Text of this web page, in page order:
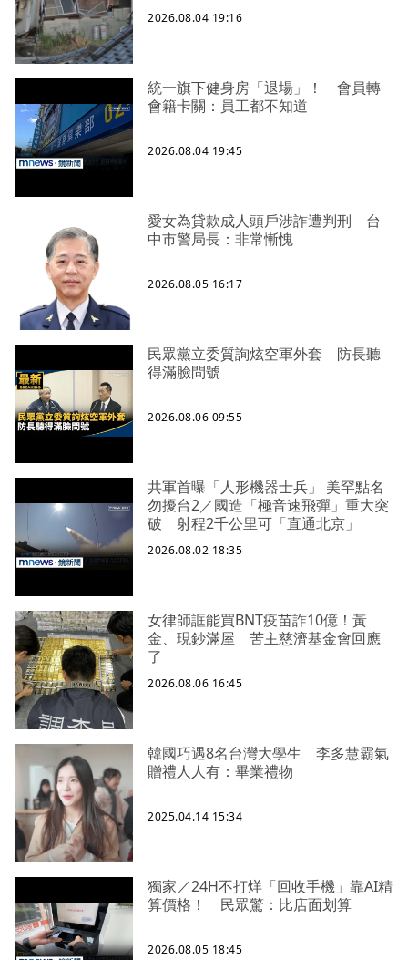
2026.08.04 19:16
統一旗下健身房「退場」！ 會員轉
會籍卡關：員工都不知道
2026.08.04 19:45
愛女為貸款成人頭戶涉詐遭判刑 台
中市警局長：非常慚愧
2026.08.05 16:17
民眾黨立委質詢炫空軍外套 防長聽
得滿臉問號
2026.08.06 09:55
共軍首曝「人形機器士兵」 美罕點名
勿擾台2／國造「極音速飛彈」重大突
破 射程2千公里可「直通北京」
2026.08.02 18:35
女律師誆能買BNT疫苗詐10億！黃
金、現鈔滿屋 苦主慈濟基金會回應
了
2026.08.06 16:45
韓國巧遇8名台灣大學生 李多慧霸氣
贈禮人人有：畢業禮物
2025.04.14 15:34
獨家／24H不打烊「回收手機」靠AI精
算價格！ 民眾驚：比店面划算
2026.08.05 18:45